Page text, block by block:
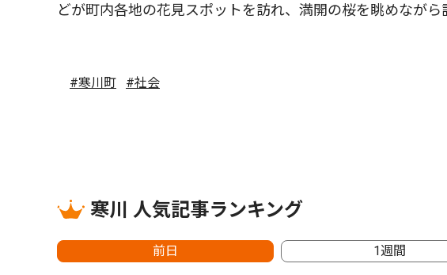
どが町内各地の花見スポットを訪れ、満開の桜を眺めながら
#寒川町 #社会
寒川 人気記事ランキング
前日 1週間